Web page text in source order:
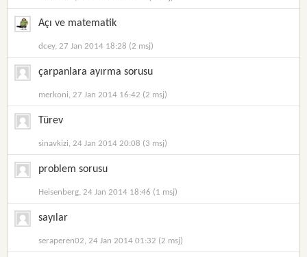
Açı ve matematik
dcey, 27 Jan 2014 18:28 (2 msj)
çarpanlara ayırma sorusu
merkoni, 27 Jan 2014 16:42 (2 msj)
Türev
sinavkizi, 24 Jan 2014 20:08 (3 msj)
problem sorusu
Heisenberg, 24 Jan 2014 18:46 (1 msj)
sayılar
seraperen02, 24 Jan 2014 01:32 (2 msj)